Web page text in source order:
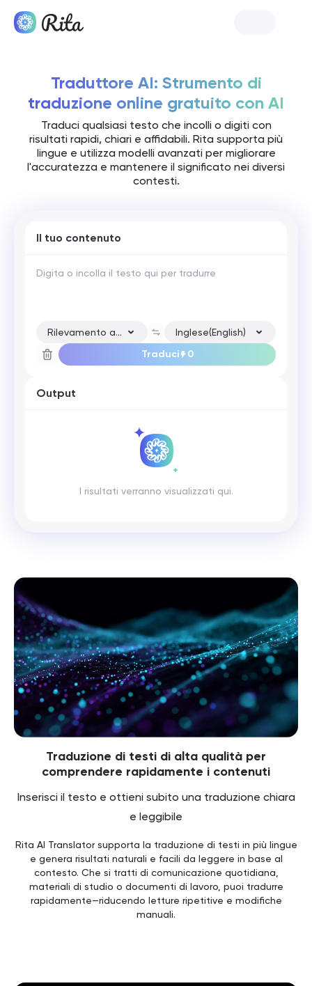
Traduttore AI: Strumento di
traduzione online gratuito con AI
Traduci qualsiasi testo che incolli o digiti con
risultati rapidi, chiari e affidabili. Rita supporta più
lingue e utilizza modelli avanzati per migliorare
l'accuratezza e mantenere il significato nei diversi
contesti.
Il tuo contenuto
Rilevamento automatico Inglese(English)
Traduci 0
Output
I risultati verranno visualizzati qui.
Traduzione di testi di alta qualità per
comprendere rapidamente i contenuti
Inserisci il testo e ottieni subito una traduzione chiara
e leggibile
Rita AI Translator supporta la traduzione di testi in più lingue
e genera risultati naturali e facili da leggere in base al
contesto. Che si tratti di comunicazione quotidiana,
materiali di studio o documenti di lavoro, puoi tradurre
rapidamente—riducendo letture ripetitive e modifiche
manuali.